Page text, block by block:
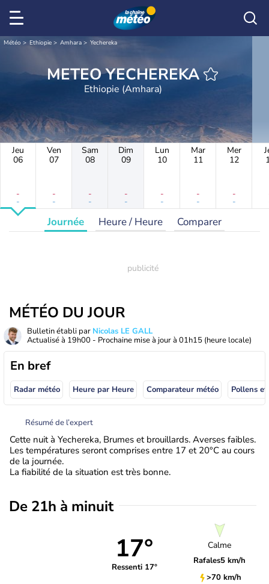
Météo Ethiopie Amhara Yechereka
METEO YECHEREKA
Ethiopie (Amhara)
Jeu
06
-
-
Ven
07
-
-
Sam
08
-
-
Dim
09
-
-
Lun
10
-
-
Mar
11
-
-
Mer
12
-
-
Journée Heure / Heure Comparer
MÉTÉO DU JOUR
Bulletin établi par Nicolas LE GALL
Actualisé à 19h00 - Prochaine mise à jour à 01h15 (heure locale)
En bref
Radar météo Heure par Heure Comparateur météo Pollens
Résumé de l’expert
Cette nuit à Yechereka, Brumes et brouillards. Averses faibles.
Les températures seront comprises entre 17 et 20°C au cours
de la journée.
La fiabilité de la situation est très bonne.
De 21h à minuit
17°
Ressenti 17°
Calme
Rafales5 km/h
>70 km/h